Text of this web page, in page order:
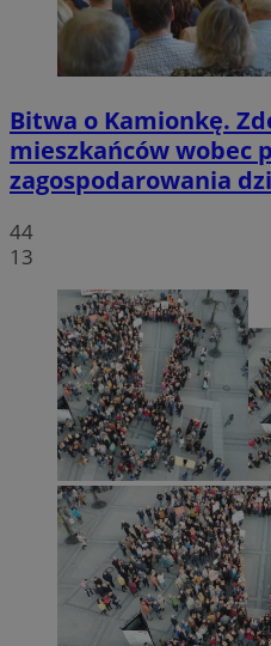
Bitwa o Kamionkę.
mieszkańców wobec
zagospodarowania
44
13